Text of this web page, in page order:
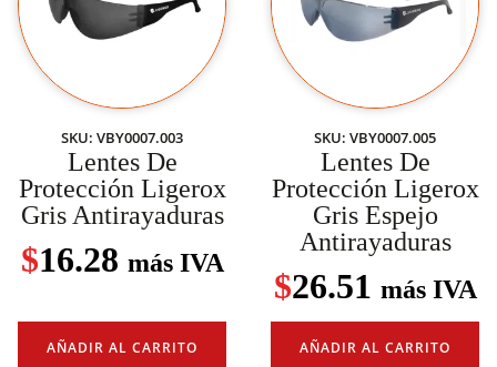
SKU: VBY0007.003
Lentes De
Protección Ligerox
Gris Antirayaduras
$16.28 más IVA
AÑADIR AL CARRITO
SKU: VBY0007.005
Lentes De
Protección Ligerox
Gris Espejo
Antirayaduras
$26.51 más IVA
AÑADIR AL CARRITO